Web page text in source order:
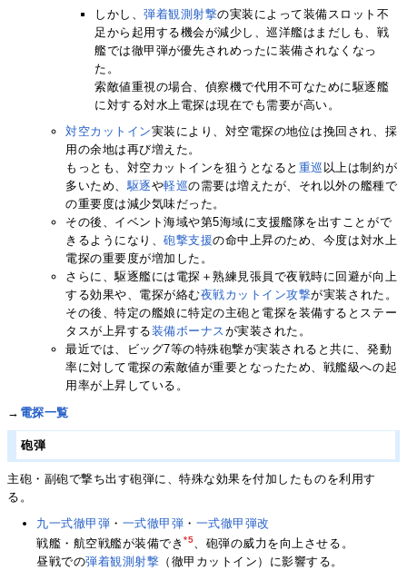
しかし、弾着観測射撃の実装によって装備スロット不
足から起用する機会が減少し、巡洋艦はまだしも、戦
艦では徹甲弾が優先されめったに装備されなくなっ
た。
索敵値重視の場合、偵察機で代用不可なために駆逐艦
に対する対水上電探は現在でも需要が高い。
対空カットイン実装により、対空電探の地位は挽回され、採
用の余地は再び増えた。
もっとも、対空カットインを狙うとなると 重巡 以上は制約が
多いため、駆逐や軽巡の需要は増えたが、それ以外の艦種で
の重要度は減少気味だった。
その後、イベント海域や第5海域に支援艦隊を出すことがで
きるようになり、砲撃支援の命中上昇のため、今度は対水上
電探の重要度が増加した。
さらに、駆逐艦には電探＋熟練見張員で夜戦時に回避が向上
する効果や、電探が絡む夜戦カットイン攻撃が実装された。
その後、特定の艦娘に特定の主砲と電探を装備するとステー
タスが上昇する装備ボーナスが実装された。
最近では、ビッグ7等の特殊砲撃が実装されると共に、発動
率に対して電探の索敵値が重要となったため、戦艦級への起
用率が上昇している。
→ 電探一覧
砲弾
主砲・副砲で撃ち出す砲弾に、特殊な効果を付加したものを利用す
る。
九一式徹甲弾 ・ 一式徹甲弾 ・ 一式徹甲弾改
戦艦・航空戦艦が装備でき*5、砲弾の威力を向上させる。
昼戦での弾着観測射撃 （徹甲カットイン）に影響する。